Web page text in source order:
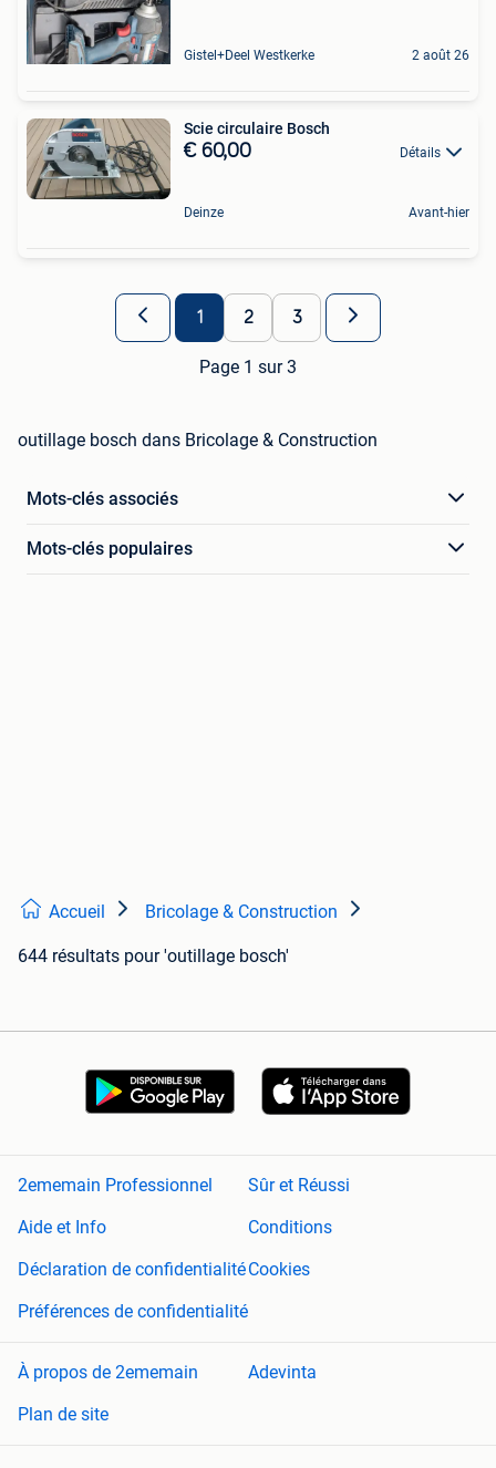
Gistel+Deel Westkerke 2 août 26
Scie circulaire Bosch
€ 60,00 Détails
Deinze Avant-hier
1 2 3
Page 1 sur 3
outillage bosch dans Bricolage & Construction
Mots-clés associés
Mots-clés populaires
Accueil Bricolage & Construction
644 résultats pour 'outillage bosch'
2ememain Professionnel
Sûr et Réussi
Aide et Info
Conditions
Déclaration de confidentialitéCookies
Préférences de confidentialité
À propos de 2ememain
Adevinta
Plan de site